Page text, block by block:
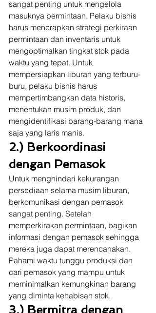
sangat penting untuk mengelola
masuknya permintaan. Pelaku bisnis
harus menerapkan strategi perkiraan
permintaan dan inventaris untuk
mengoptimalkan tingkat stok pada
waktu yang tepat. Untuk
mempersiapkan liburan yang terburu-
buru, pelaku bisnis harus
mempertimbangkan data historis,
menentukan musim produk, dan
mengidentifikasi barang-barang mana
saja yang laris manis.
2.) Berkoordinasi
dengan Pemasok
Untuk menghindari kekurangan
persediaan selama musim liburan,
berkomunikasi dengan pemasok
sangat penting. Setelah
memperkirakan permintaan, bagikan
informasi dengan pemasok sehingga
mereka juga dapat merencanakan.
Pahami waktu tunggu produksi dan
cari pemasok yang mampu untuk
meminimalkan kemungkinan barang
yang diminta kehabisan stok.
3.) Bermitra dengan